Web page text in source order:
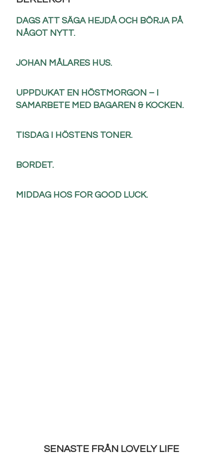
DAGS ATT SÄGA HEJDÅ OCH BÖRJA PÅ
NÅGOT NYTT.
JOHAN MÅLARES HUS.
UPPDUKAT EN HÖSTMORGON – I
SAMARBETE MED BAGAREN & KOCKEN.
TISDAG I HÖSTENS TONER.
BORDET.
MIDDAG HOS FOR GOOD LUCK.
SENASTE FRÅN LOVELY LIFE